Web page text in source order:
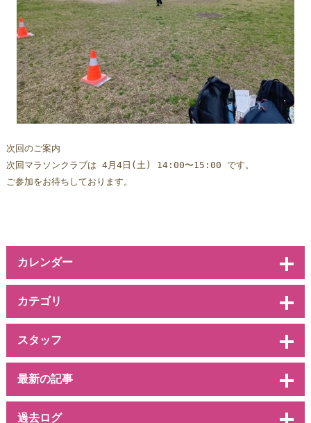
次回のご案内
次回マラソンクラブは 4月4日(土) 14:00〜15:00 です。
ご参加をお待ちしております。
カレンダー
カテゴリ
スタッフ
最新の記事
過去ログ